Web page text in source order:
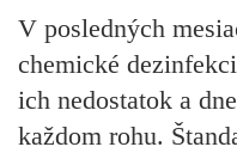
V posledných
chemické
ich nedostatok a
každom rohu.